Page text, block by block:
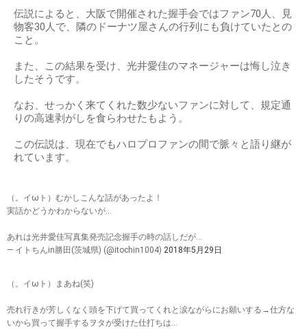
伝説によると、大阪で開催された握手会ではファン70人、見
物客30人で、隣のドーナツ屋さんの行列にも負けていたとの
こと。
また、この結果を受け、光井愛佳のマネージャーは悔し泣き
したそうです。
なお、せっかく来てくれた数少ないファンに対して、規定通
りの高速剥がしを食らわせたもよう。
この伝説は、現在でもハロプロファンの間で脈々と語り継が
れています。
（。イωト）むかしこんな話があったよ！
実話かどうかわからないが…
あれは光井愛佳写真集発売記念握手の時の話しだが…
— イトちんin勝田(茨城県) (@itochin1004) 2018年5月29日
（。イωト）まあね(笑)
売れ行きが芳しくなく頭を下げて買ってくれと涙ながらにお願いする→仕方な
いから買って握手するヲタが受けた仕打ちは…